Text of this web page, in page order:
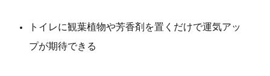
トイレに観葉植物や芳香剤を置くだけで運気アッ
プが期待できる